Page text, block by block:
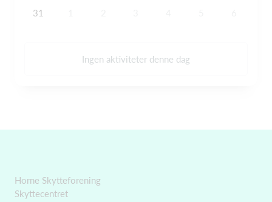
31
Ingen aktiviteter denne dag
Horne Skytteforening
Skyttecentret